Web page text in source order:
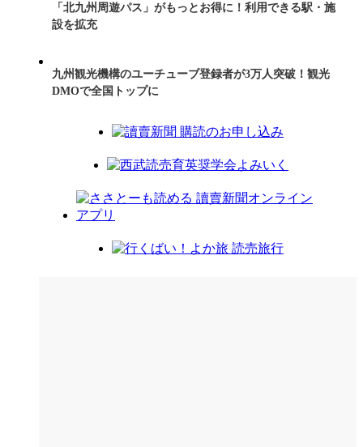
「北九州周遊パス」がもっとお得に！利用できる駅・施
設を拡充
九州観光機構のユーチューブ登録者が3万人突破！観光
DMOで全国トップに